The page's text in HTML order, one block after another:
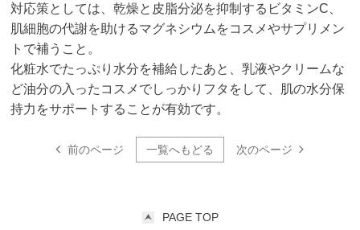
対応策としては、乾燥と皮脂分泌を抑制するビタミンC、
肌細胞の代謝を助けるマグネシウムをコスメやサプリメン
トで補うこと。
化粧水でたっぷり水分を補給したあと、乳液やクリームな
ど油分の入ったコスメでしっかりフタをして、肌の水分保
持力をサポートすることが有効です。
前のページ 一覧へもどる 次のページ
PAGE TOP